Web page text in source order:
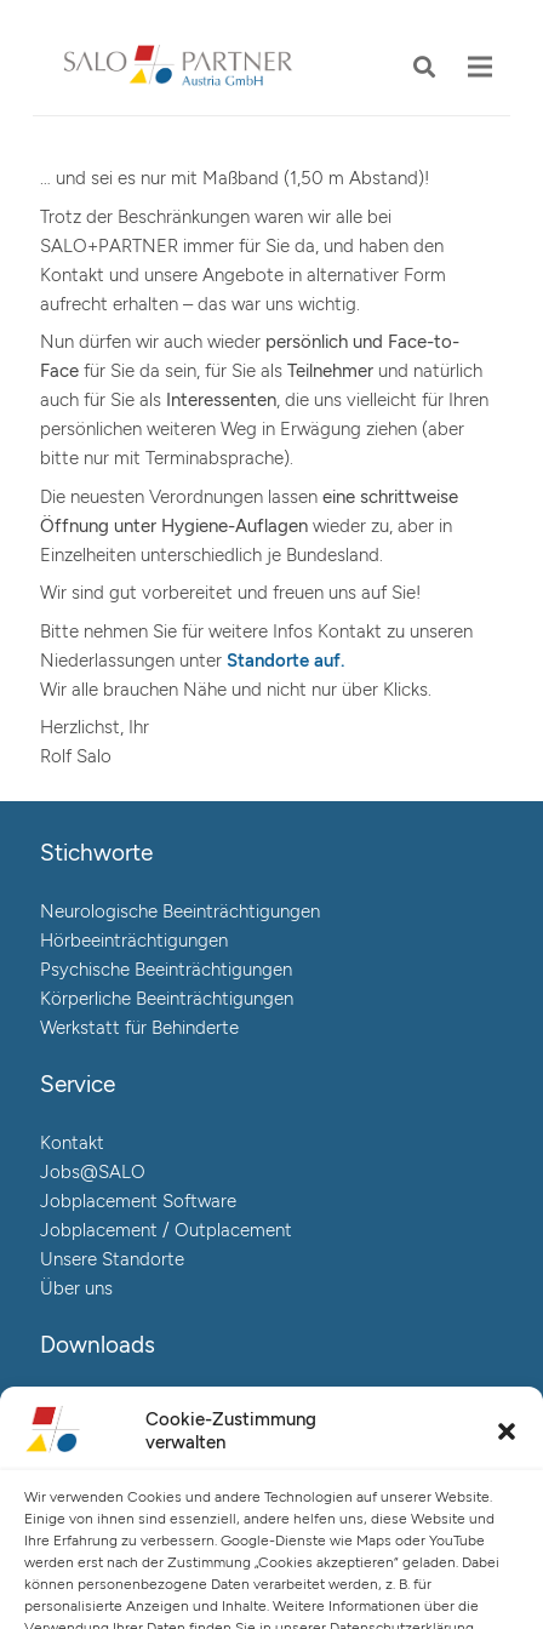
Cookie-Zustimmung
verwalten
Wir verwenden Cookies und andere Technologien auf unserer Website.
Einige von ihnen sind essenziell, andere helfen uns, diese Website und
Ihre Erfahrung zu verbessern. Google-Dienste wie Maps oder YouTube
werden erst nach der Zustimmung „Cookies akzeptieren“ geladen. Dabei
können personenbezogene Daten verarbeitet werden, z. B. für
personalisierte Anzeigen und Inhalte. Weitere Informationen über die
… und sei es nur mit Maßband (1,50 m Abstand)!
Trotz der Beschränkungen waren wir alle bei
SALO+PARTNER immer für Sie da, und haben den
Kontakt und unsere Angebote in alternativer Form
aufrecht erhalten – das war uns wichtig.
Nun dürfen wir auch wieder persönlich und Face-to-
Face für Sie da sein, für Sie als Teilnehmerund natürlich
auch für Sie als Interessenten, die uns vielleicht für Ihren
persönlichen weiteren Weg in Erwägung ziehen (aber
bitte nur mit Terminabsprache).
Die neuesten Verordnungen lassen eine schrittweise
Öffnung unter Hygiene-Auflagen wieder zu, aber in
Einzelheiten unterschiedlich je Bundesland.
Wir sind gut vorbereitet und freuen uns auf Sie!
Bitte nehmen Sie für weitere Infos Kontakt zu unseren
Niederlassungen unter Standorteauf.
Wir alle brauchen Nähe und nicht nur über Klicks.
Herzlichst, Ihr
Rolf Salo
Stichworte
Neurologische Beeinträchtigungen
Hörbeeinträchtigungen
Psychische Beeinträchtigungen
Körperliche Beeinträchtigungen
Werkstatt für Behinderte
Service
Kontakt
Jobs@SALO
Jobplacement Software
Jobplacement / Outplacement
Unsere Standorte
Über uns
Downloads
Reha@Salo-Broschüre
Neuro@Salo-Broschüre
Salo Holding AG – Hauptverwaltung Hamburg
Spaldingstraße 57-59 / Rosenallee 6-8
20097 Hamburg
Telefon: +49 (0) 40 23916 – 0